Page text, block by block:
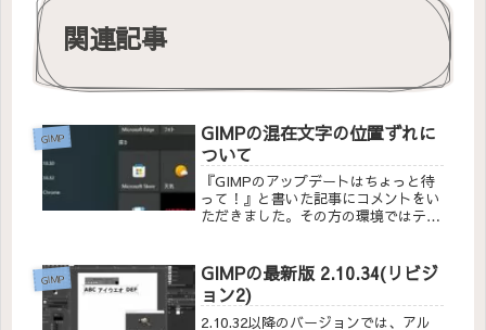
関連記事
GIMP
GIMPの混在文字の位置ずれに
ついて
『GIMPのアップデートはちょっと待
って！』と書いた記事にコメントをい
ただきました。その方の環境ではテキ
かに設定を詳しく見ていなかった上
に、フォントも決まったものしか使っ
ていなかったので、それが原因かもし
れないと考えて色々試してみました。
GIMP
GIMPの最新版 2.10.34(リビジ
ョン2)
2.10.32以降のバージョンでは、アル